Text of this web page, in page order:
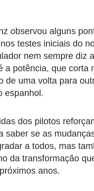
observou alguns
testes iniciais do
nem sempre diz
a potência, que corta
de uma volta para
espanhol.
dos pilotos
saber se as
a todos, mas
da transformação
anos.